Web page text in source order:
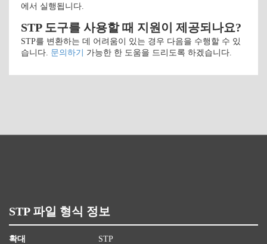
에서 실행됩니다.
STP 도구를 사용할 때 지원이 제공되나요?
STP를 변환하는 데 어려움이 있는 경우 다음을 수행할 수 있
습니다. 문의하기 가능한 한 도움을 드리도록 하겠습니다.
STP 파일 형식 정보
확대
STP